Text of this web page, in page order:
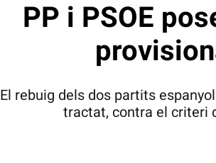
PP i PSOE
El rebuig dels dos partits
tractat, contra el criteri